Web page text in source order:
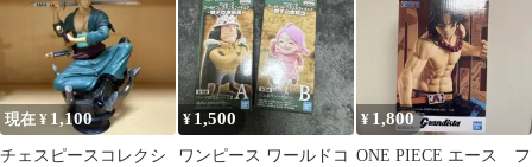
現在 ¥ 1,100
チェスピースコレクシ
¥ 1,500
ワンピース ワールドコ
¥ 1,800
ONE PIECE エース フ